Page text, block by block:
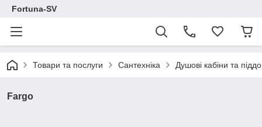
Fortuna-SV
Товари та послуги Сантехніка Душові кабіни та
Fargo